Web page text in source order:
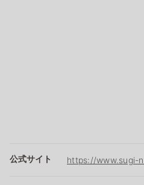
公式サイト https://www.sugi-